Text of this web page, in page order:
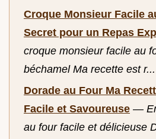
Croque Monsieur Facile
Secret pour un Repas
croque monsieur facile au
béchamel Ma recette est r...
Dorade au Four Ma
Facile et Savoureuse —
au four facile et délicieuse